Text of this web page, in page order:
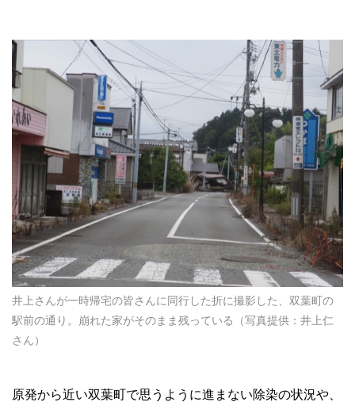
井上さんが一時帰宅の皆さんに同行した折に撮影した、双葉町の
駅前の通り。崩れた家がそのまま残っている（写真提供：井上仁
さん）
原発から近い双葉町で思うように進まない除染の状況や、